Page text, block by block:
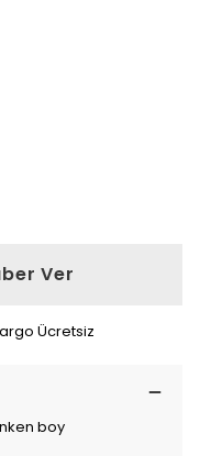
Ver
Ücretsiz
boy